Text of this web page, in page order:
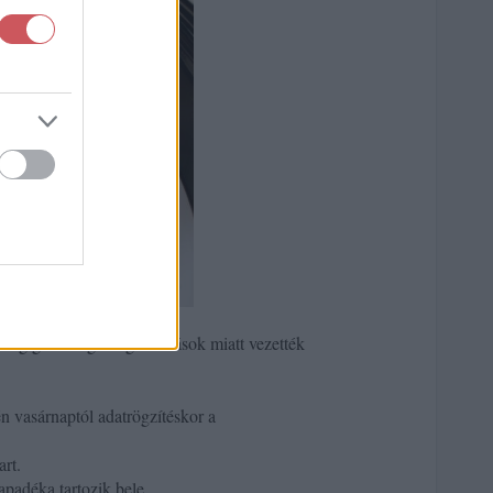
gazdasági megfontolások miatt vezették
adatrögzítéskor a
tartozik bele.